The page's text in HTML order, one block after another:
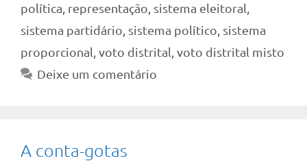
política representação sistema eleitoral
sistema partidário sistema político sistema
proporcional voto distrital voto distrital misto
Deixe um comentário
A conta-gotas